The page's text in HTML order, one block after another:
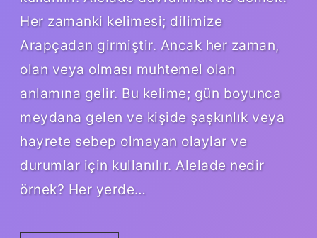
Her zamanki kelimesi; dilimize
Arapçadan girmiştir. Ancak her zaman,
olan veya olması muhtemel olan
anlamına gelir. Bu kelime; gün boyunca
meydana gelen ve kişide şaşkınlık veya
hayrete sebep olmayan olaylar ve
durumlar için kullanılır. Alelade nedir
örnek? Her yerde…